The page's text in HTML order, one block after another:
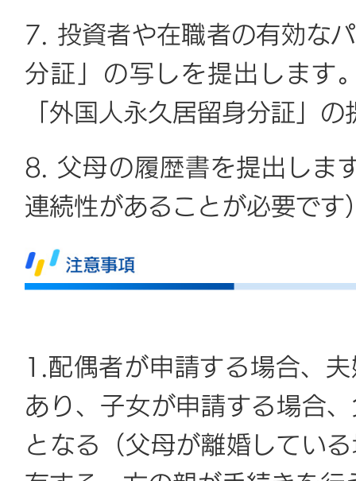
7. 投資者や在職者の有効な
分証」の写しを提出します
「外国人永久居留身分証」
8. 父母の履歴書を提出しま
連続性があることが必要です
1.配偶者が申請する場合、
あり、子女が申請する場合
となる（父母が離婚してい